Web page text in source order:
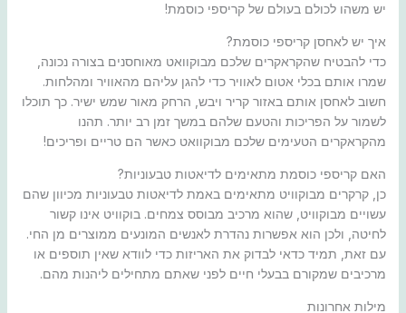
יש משהו לכולם בעולם של קריספי כוסמת!
איך יש לאחסן קריספי כוסמת?
כדי להבטיח שהקראקרים שלכם מבוקוואט מאוחסנים בצורה נכונה,
שמרו אותם בכלי אטום לאוויר כדי להגן עליהם מהאוויר ומהלחות.
חשוב לאחסן אותם באזור קריר ויבש, הרחק מאור שמש ישיר. כך תוכלו
לשמור על הפריכות והטעם שלהם במשך זמן רב יותר. תהנו
מהקראקרים הטעימים שלכם מבוקוואט כאשר הם טריים ופריכים!
האם קריספי כוסמת מתאימים לדיאטות טבעוניות?
כן, קרקרים מבוקוויט מתאימים באמת לדיאטות טבעוניות מכיוון שהם
עשויים מבוקוויט, שהוא מרכיב מבוסס צמחים. בוקוויט אינו קשור
לחיטה, ולכן הוא אפשרות נהדרת לאנשים המונעים ממוצרים מן החי.
עם זאת, תמיד כדאי לבדוק את האריזות כדי לוודא שאין תוספים או
מרכיבים שמקורם בבעלי חיים לפני שאתם מתחילים ליהנות מהם.
מילות אחרונות